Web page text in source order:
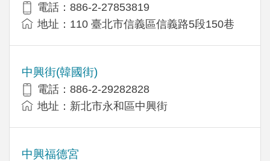
電話：886-2-27853819
地址：110 臺北市信義區信義路5段150巷
中興街(韓國街)
電話：886-2-29282828
地址：新北市永和區中興街
中興福德宮